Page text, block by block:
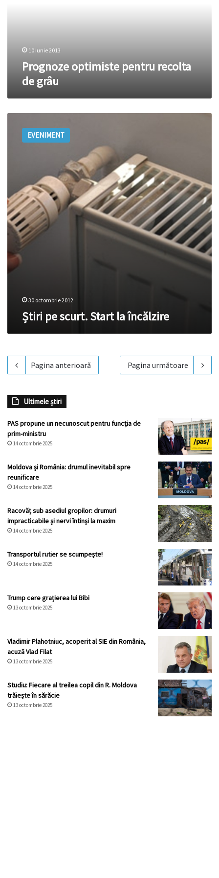
10 iunie 2013
Prognoze optimiste pentru recolta
de grâu
EVENIMENT
30 octombrie 2012
Știri pe scurt. Start la încălzire
Pagina anterioară Pagina următoare
Ultimele știri
PAS propune un necunoscut pentru funcția de
prim-ministru
14 octombrie 2025
Moldova și România: drumul inevitabil spre
reunificare
14 octombrie 2025
Racovăț sub asediul gropilor: drumuri
impracticabile și nervi întinși la maxim
14 octombrie 2025
Transportul rutier se scumpește!
14 octombrie 2025
Trump cere grațierea lui Bibi
13 octombrie 2025
Vladimir Plahotniuc, acoperit al SIE din România,
acuză Vlad Filat
13 octombrie 2025
Studiu: Fiecare al treilea copil din R. Moldova
trăiește în sărăcie
13 octombrie 2025